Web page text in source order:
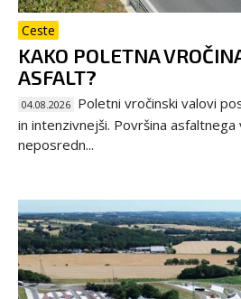
Ceste
KAKO POLETNA
ASFALT?
04.08.2026 Poletni vročinski valovi
in intenzivnejši. Površina asfaltnega
neposredn...